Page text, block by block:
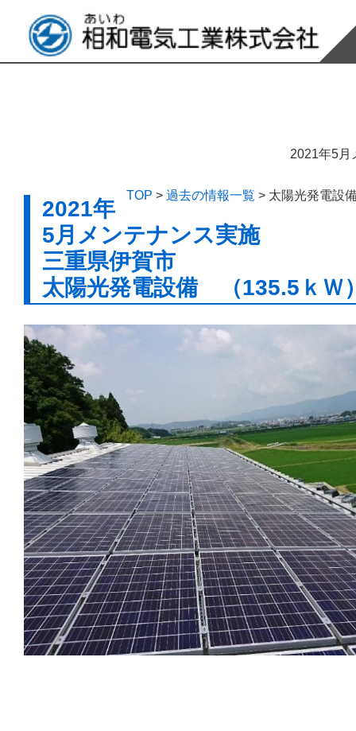
TOP > 過去の情報一覧 >
2021年5月
太陽光発電設
2021年
5月メンテナンス実施
三重県伊賀市
太陽光発電設備 （135.5ｋＷ